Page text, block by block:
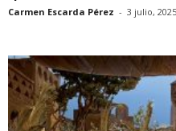
Carmen Escarda Pérez - 3 julio, 2025